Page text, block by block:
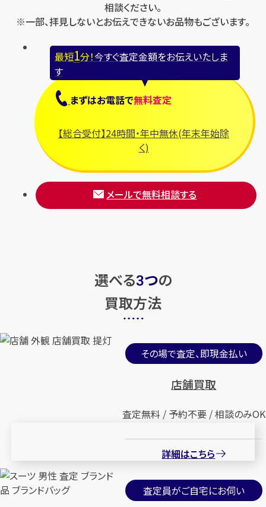
相談ください。
※一部、拝見しないとお伝えできないお品物もございます。
最短1分！今すぐ査定金額をお伝えいたしま
す
まずはお電話で無料査定
【総合受付】24時間・年中無休(年末年始除
く)
メールで無料相談する
選べる3つの
買取方法
その場で査定、即現金払い
店舗買取
査定無料 / 予約不要 / 相談のみOK
詳細はこちら
査定員がご自宅にお伺い